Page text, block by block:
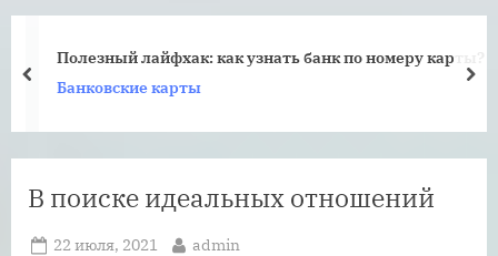
Полезный лайфхак: как узнать банк по номеру карты?
Банковские карты
prev
В поиске идеальных отношений
Posted
22 июля, 2021 By
admin